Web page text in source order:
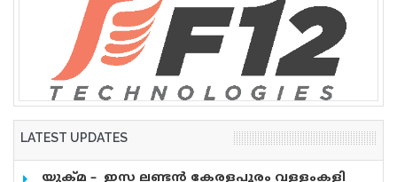
LATEST UPDATES
യുക്മ – ഇസ ലണ്ടൻ കേരളപൂരം വളളംകളി